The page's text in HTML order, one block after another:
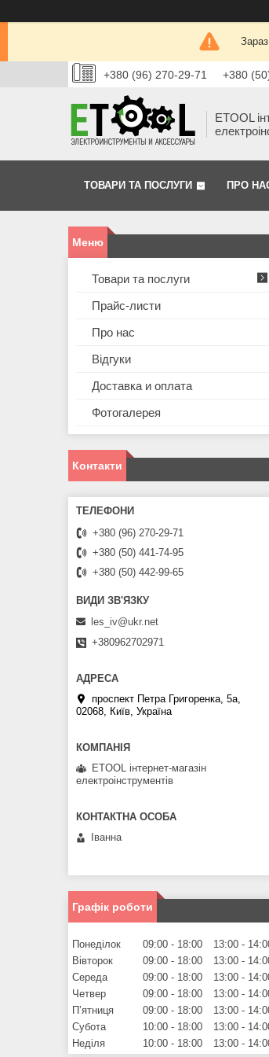
+380 (96) 270-29-71 +380
ETOOL
ТОВАРИ ТА ПОСЛУГИ ПРО
Товари та послуги
Прайс-листи
Про нас
Відгуки
Доставка и оплата
Фотогалерея
Контакти
+380 (96) 270-29-71
+380 (50) 441-74-95
+380 (50) 442-99-65
les_iv@ukr.net
+380962702971
проспект Петра Григоренка, 5а,
02068, Київ, Україна
ETOOL інтернет-магазін
електроінструментів
Іванна
Графік роботи
Понеділок 09:00 18:00 13:00
Вівторок
09:00 18:00 13:00
Середа
09:00 18:00 13:00
Четвер
09:00 18:00 13:00
Пʼятниця
09:00 18:00 13:00
Субота
10:00 18:00 13:00
Неділя
10:00 18:00 13:00